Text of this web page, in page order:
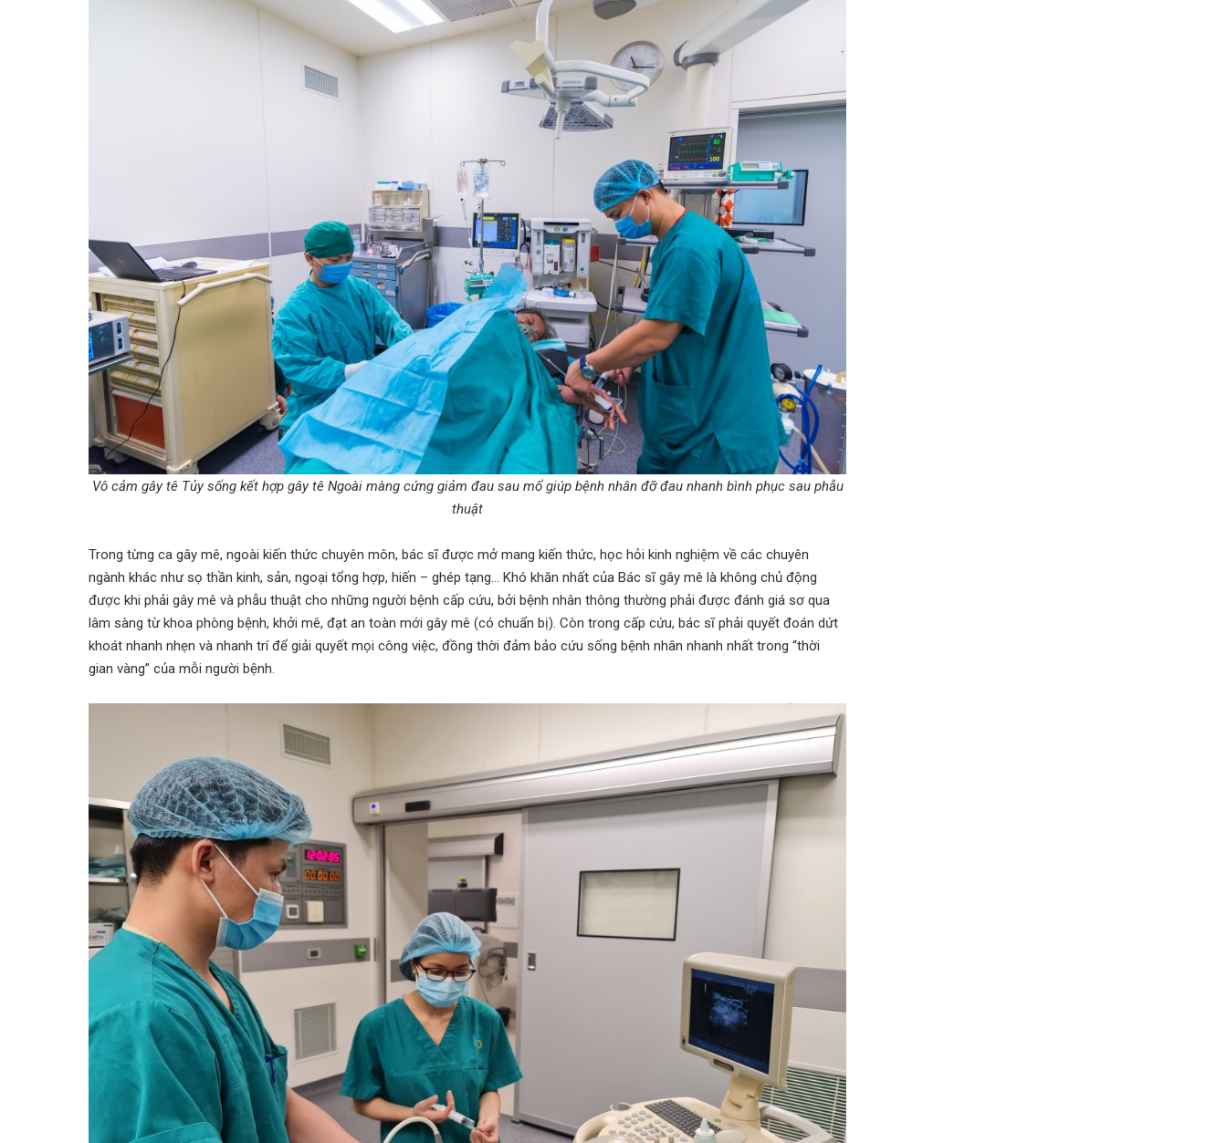
Vô cảm gây tê Tủy sống kết hợp gây tê Ngoài màng cứng giảm đau sau mổ giúp bệnh nhân đỡ đau nhanh bình phục sau phẫu
thuật
Trong từng ca gây mê, ngoài kiến thức chuyên môn, bác sĩ được mở mang kiến thức, học hỏi kinh nghiệm về các chuyên
ngành khác như sọ thần kinh, sản, ngoại tổng hợp, hiến – ghép tạng… Khó khăn nhất của Bác sĩ gây mê là không chủ động
được khi phải gây mê và phẫu thuật cho những người bệnh cấp cứu, bởi bệnh nhân thông thường phải được đánh giá sơ qua
lâm sàng từ khoa phòng bệnh, khởi mê, đạt an toàn mới gây mê (có chuẩn bị). Còn trong cấp cứu, bác sĩ phải quyết đoán dứt
khoát nhanh nhẹn và nhanh trí để giải quyết mọi công việc, đồng thời đảm bảo cứu sống bệnh nhân nhanh nhất trong “thời
gian vàng” của mỗi người bệnh.